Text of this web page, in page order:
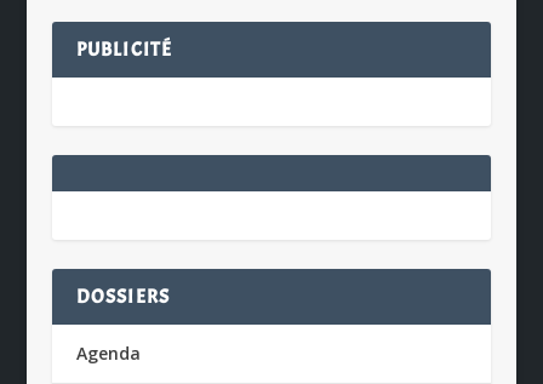
PUBLICITÉ
DOSSIERS
Agenda